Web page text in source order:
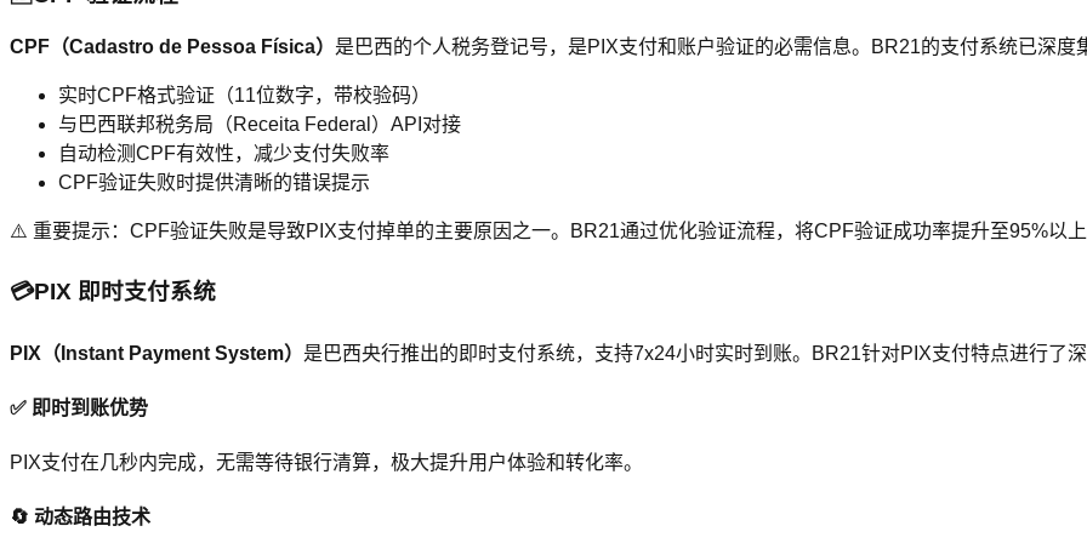
CPF（Cadastro de Pessoa Física） 是巴西的个人税务登记号，是PIX支付和账户验证的必需信息。BR21的支付系统已深度
实时CPF格式验证（11位数字，带校验码）
与巴西联邦税务局（Receita Federal）API对接
自动检测CPF有效性，减少支付失败率
CPF验证失败时提供清晰的错误提示
⚠️ 重要提示：CPF验证失败是导致PIX支付掉单的主要原因之一。BR21通过优化验证流程，将CPF验证成功率提升至95%以上
💳PIX 即时支付系统
PIX（Instant Payment System） 是巴西央行推出的即时支付系统，支持7x24小时实时到账。BR21针对PIX支付特点进行了深
✅ 即时到账优势
PIX支付在几秒内完成，无需等待银行清算，极大提升用户体验和转化率。
🔄 动态路由技术